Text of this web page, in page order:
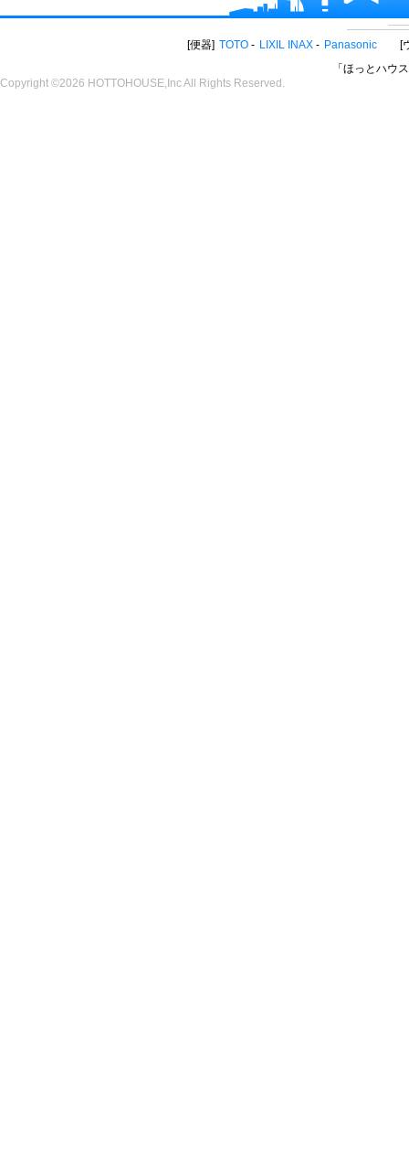
便器 TOTO LIXIL INAX Panasonic
「ほっとハウ
Copyright ©2026 HOTTOHOUSE,Inc All Rights Reserved.